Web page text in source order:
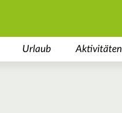
Urlaub Aktivitäten